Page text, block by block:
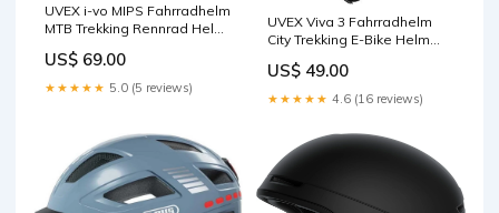
UVEX i-vo MIPS Fahrradhelm
MTB Trekking Rennrad Helm
Haushaltskleingeräte
US$ 69.00
★★★★★ 5.0 (5 reviews)
UVEX Viva 3 Fahrradhelm
City Trekking E-Bike Helm
imported eBay
US$ 49.00
★★★★★ 4.6 (16 reviews)